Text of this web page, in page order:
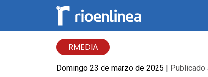
RMEDIA
Domingo 23 de marzo de 2025 | Publicado